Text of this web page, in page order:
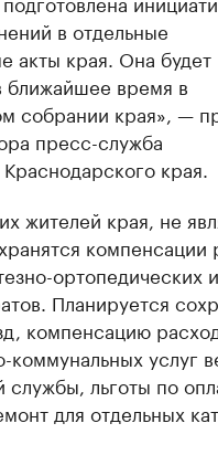
в отдельные
акты края. Она будет
ближайшее время в
собрании края», —
пресс-служба
края.
жителей края, не
компенсации
ортопедических
Планируется
компенсацию
коммунальных услуг
службы, льготы по
для отдельных